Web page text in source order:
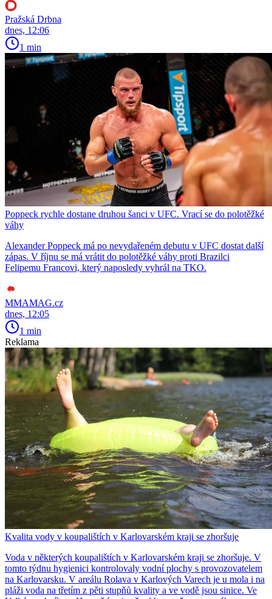
Pražská Drbna
dnes, 12:06
1 min
Poppeck rychle dostane druhou šanci v UFC. Vrací se do polotěžké
váhy
Alexander Poppeck má po nevydařeném debutu v UFC dostat další
zápas. V říjnu se má vrátit do polotěžké váhy proti Brazilci
Felipemu Francovi, který naposledy vyhrál na TKO.
MMAMAG.cz
dnes, 12:05
1 min
Reklama
Kvalita vody v koupalištích v Karlovarském kraji se zhoršuje
Voda v některých koupalištích v Karlovarském kraji se zhoršuje. V
tomto týdnu hygienici kontrolovaly vodní plochy s provozovatelem
na Karlovarsku. V areálu Rolava v Karlových Varech je u mola i na
pláži voda na třetím z pěti stupňů kvality a ve vodě jsou sinice. Ve